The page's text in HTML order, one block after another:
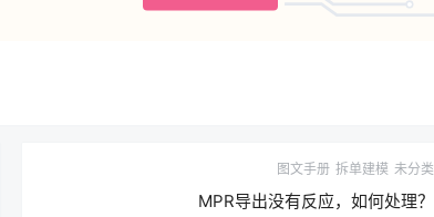
图文手册 拆单建模 未分类
MPR导出没有反应，如何处理？